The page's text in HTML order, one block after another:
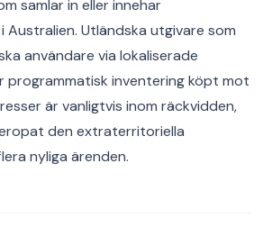
samlar in eller innehar
Utländska utgivare som
användare via lokaliserade
programmatisk inventering köpt mot
är vanligtvis inom räckvidden,
den extraterritoriella
nyliga ärenden.